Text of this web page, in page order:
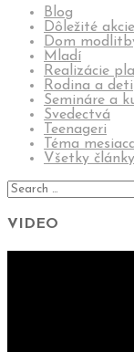
Blog
Dôležité akcie
Dom
Mladí
Realizácie
Rodina a deti
Semináre a
Svedectvá
Teenageri
Téma
Všetky články
VIDEO